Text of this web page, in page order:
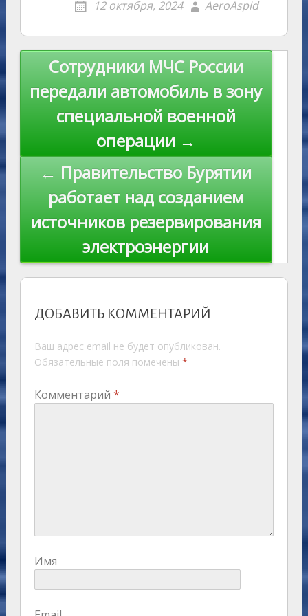
kl
as
s
ni
ki
er u
r
n
al
a
m
A
p
p
e u
st
l y
Li
n
k
12 октября, 2024 AeroAspid
Навигация
записям
Сотрудники МЧС России
передали автомобиль в зону
специальной военной
операции →
← Правительство Бурятии
работает над созданием
источников резервирования
электроэнергии
ДОБАВИТЬ КОММЕНТАРИЙ
Ваш адрес email не будет опубликован.
Обязательные поля помечены *
Комментарий *
Имя